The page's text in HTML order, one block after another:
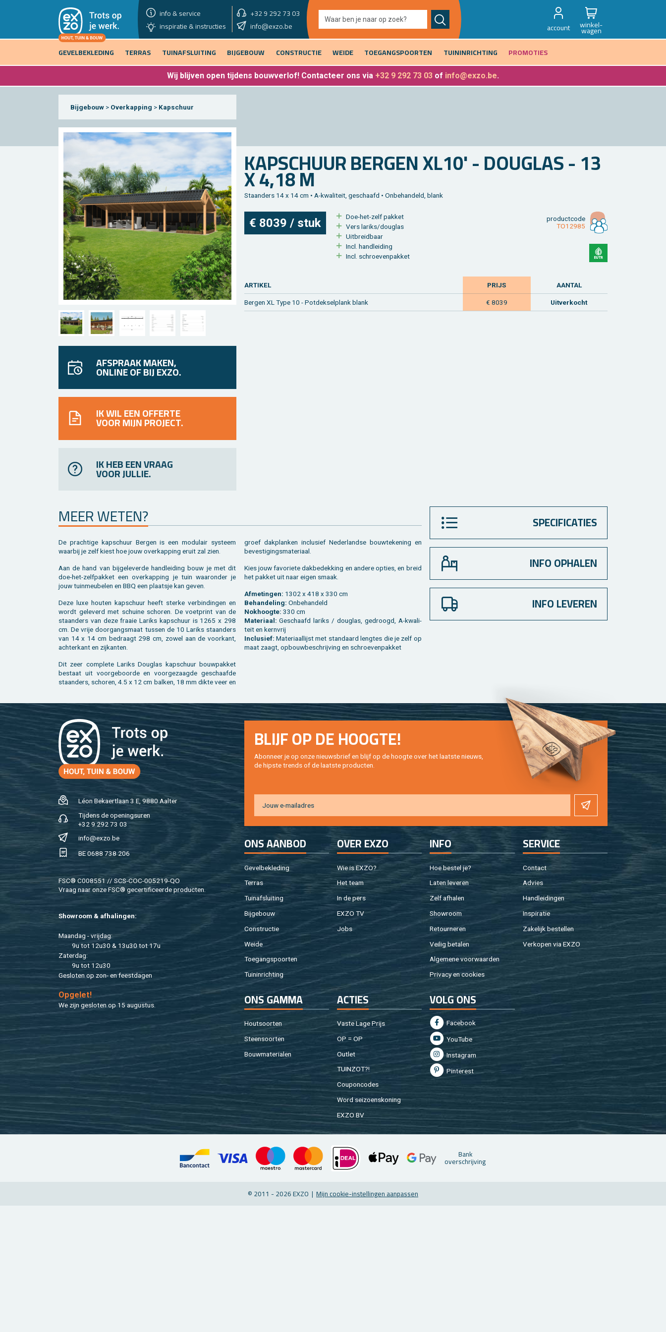
info & service +32 9 292 73 03
showroom vandaag
inspiratie & instructies
info@exzo.be 9u - 12u30 & 13u30 - 17u account winkel-
wagen
GEVELBEKLEDING
TERRAS TUINAFSLUITING BIJGEBOUW CONSTRUCTIE WEIDE TOEGANGSPOORTEN TUININRICHTING PROMOTIES
Wij blijven open tijdens bouwverlof! Contacteer ons via +32 9 292 73 03 of info@exzo.be.
Bijgebouw > Overkapping > Kapschuur
KAP­SCHUUR BER­GEN XL10' - DOU­G­LAS - 13
X 4,18 M
Staan­ders 14 x 14 cm • A-kwa­li­teit, ge­schaafd • On­be­han­deld, blank
€ 8039 / stuk
Doe-het-zelf pak­ket
Vers la­riks/dou­g­las
Uit­breid­baar
Incl. hand­lei­ding
Incl. schroe­ven­pak­ket
product­code
TO12985
AR­TI­KEL PRIJS AAN­TAL
Ber­gen XL Type 10 - Pot­dek­sel­plank blank € 8039 Uit­ver­kocht
AFSPRAAK MAKEN,
ONLINE OF BIJ EXZO.
IK WIL EEN OFFERTE
VOOR MIJN PROJECT.
IK HEB EEN VRAAG
VOOR JULLIE.
MEER WETEN?
De prach­ti­ge kap­schuur Ber­gen is een mo­du­lair sys­teem
waar­bij je zelf kiest hoe jouw over­kap­ping eruit zal zien.
Aan de hand van bij­ge­le­ver­de hand­lei­ding bouw je met dit
doe-het-zelf­pak­ket een over­kap­ping je tuin waar­on­der je
jouw tuin­meu­be­len en BBQ een plaats­je kan geven.
Deze luxe hou­ten kap­schuur heeft ster­ke ver­bin­din­gen en
wordt ge­le­verd met schui­ne scho­ren. De voet­print van de
staan­ders van deze fraaie La­riks kap­schuur is 1265 x 298
cm. De vrije door­gangs­maat tus­sen de 10 La­riks staan­ders
van 14 x 14 cm be­draagt 298 cm, zowel aan de voor­kant,
ach­ter­kant en zij­kan­ten.
Dit zeer com­ple­te La­riks Dou­g­las kap­schuur bouw­pak­ket
be­staat uit voor­ge­boor­de en voor­ge­zaag­de ge­schaaf­de
staan­ders, scho­ren, 4.5 x 12 cm bal­ken, 18 mm dikte veer en
groef dak­plan­ken in­clu­sief Ne­der­land­se bouw­te­ke­ning en
be­ves­ti­gings­ma­te­ri­aal.
Kies jouw fa­vo­rie­te dak­be­dek­king en an­de­re op­ties, en breid
het pak­ket uit naar eigen smaak.
Af­me­tin­gen: 1302 x 418 x 330 cm
Be­han­de­ling: On­be­han­deld
Nok­hoog­te: 330 cm
Ma­te­ri­aal: Ge­schaafd la­riks / dou­g­las, ge­droogd, A-kwa­li­
teit en kern­vrij
In­clu­sief: Ma­te­ri­aal­lijst met stan­daard leng­tes die je zelf op
maat zaagt, op­bouw­be­schrij­ving en schroe­ven­pak­ket
SPECIFICATIES
INFO OPHALEN
INFO LEVEREN
Léon Be­kaert­laan 3 E, 9880 Aal­ter
Tij­dens de ope­nings­uren
+32 9 292 73 03
info@​exzo.​be
BE 0688 738 206
FSC® C008551 // SCS-COC-005219-QO
Vraag naar onze FSC® ge­cer­ti­fi­ceer­de pro­duc­ten.
Show­room & af­ha­lin­gen:
Maan­dag - vrij­dag:
9u tot 12u30 & 13u30 tot 17u
Za­ter­dag:
9u tot 12u30
Ge­slo­ten op zon- en feest­da­gen
Op­ge­let!
We zijn ge­slo­ten op 15 au­gus­tus.
BLIJF OP DE HOOG­TE!
Abon­neer je op onze nieuws­brief en blijf op de hoog­te over het laat­ste nieuws,
de hip­s­te trends of de laat­ste pro­duc­ten.
ONS AAN­BOD
Ge­vel­be­kle­ding
Ter­ras
Tuin­af­slui­ting
Bij­ge­bouw
Con­struc­tie
Weide
Toe­gangs­poor­ten
Tuin­in­rich­ting
OVER EXZO
Wie is EXZO?
Het team
In de pers
EXZO TV
Jobs
INFO
Hoe be­stel je?
Laten le­ve­ren
Zelf af­ha­len
Show­room
Re­tour­ne­ren
Vei­lig be­ta­len
Al­ge­me­ne voor­waar­den
Pri­va­cy en coo­kies
SER­VI­CE
Con­tact
Ad­vies
Hand­lei­din­gen
In­spi­ra­tie
Za­ke­lijk be­stel­len
Ver­ko­pen via EXZO
ONS GAMMA
Hout­soor­ten
Steen­soor­ten
Bouw­ma­te­ri­a­len
AC­TIES
Vaste Lage Prijs
OP = OP
Out­let
TUIN­ZOT?!
Cou­pon­co­des
Word sei­zoens­ko­ning
EXZO BV
VOLG ONS
Fa­cebook
You­Tu­be
In­st­agram
Pin­te­rest
Bank
over­schrij­ving
© 2011 - 2026 EXZO | Mijn coo­kie-in­stel­lin­gen aan­pas­sen